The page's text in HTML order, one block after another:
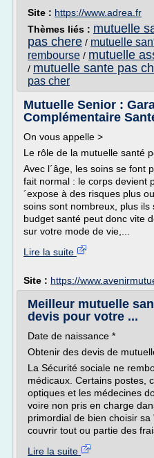
Site : https://www.adrea.fr
Thèmes liés : mutuelle
pas chere / mutuelle
rembourse / mutuelle
/ mutuelle sante pas
pas cher
Mutuelle Senior :
Complémentaire
On vous appelle >
Le rôle de la mutuelle santé
Avec l´âge, les soins se font
fait normal : le corps devient
´expose à des risques plus
soins sont nombreux, plus
budget santé peut donc vite
sur votre mode de vie,...
Lire la suite
Site : https://
Meilleur mutuelle
devis pour votre ...
Date de naissance *
Obtenir des devis de
La Sécurité sociale ne
médicaux. Certains postes,
optiques et les médecines
voire non pris en charge
primordial de bien choisir
couvrir tout ou partie des
Lire la suite